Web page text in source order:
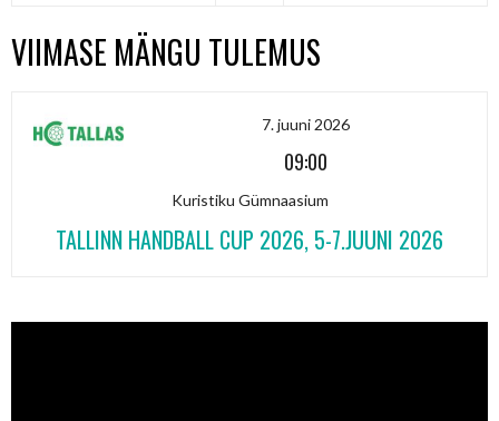
VIIMASE MÄNGU TULEMUS
7. juuni 2026
09:00
Kuristiku Gümnaasium
TALLINN HANDBALL CUP 2026, 5-7.JUUNI 2026